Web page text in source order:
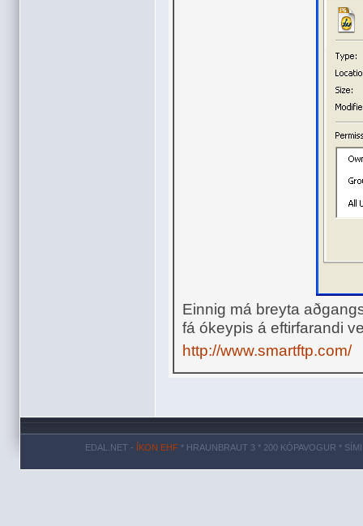
Einnig má breyta
fá ókeypis á eftirfarandi
http://www.smartftp.com/
EDAL.NET - ÍKON EHF* HRAUNBRAUT 3 * 200 KÓPAVOGUR *